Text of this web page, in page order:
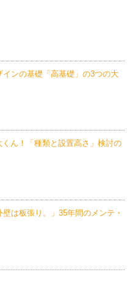
インの基礎「高基礎」の3つの大
くん！「種類と設置高さ」検討の
壁は板張り。」35年間のメンテ・